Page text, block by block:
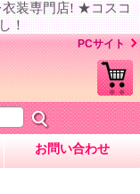
衣装専門店! ★コスコ
！
PCサイト
お問い合わせ